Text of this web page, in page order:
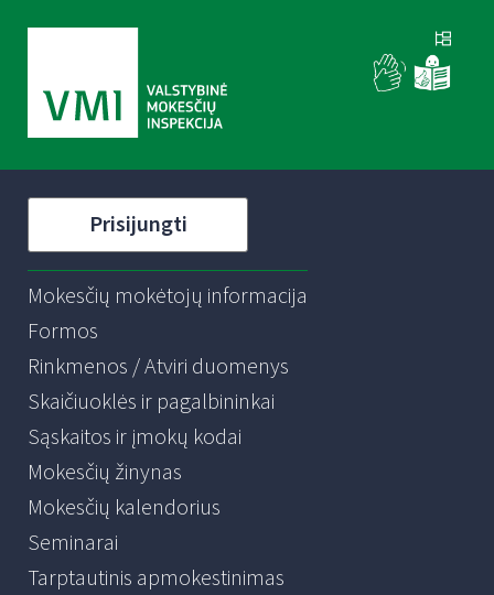
Prisijungti
Mokesčių mokėtojų informacija
Formos
Rinkmenos / Atviri duomenys
Skaičiuoklės ir pagalbininkai
Sąskaitos ir įmokų kodai
Mokesčių žinynas
Mokesčių kalendorius
Seminarai
Tarptautinis apmokestinimas